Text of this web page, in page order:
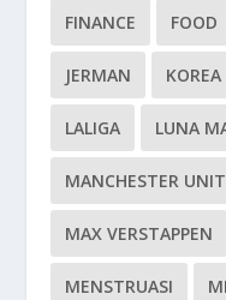
FINANCE FOOD
JERMAN KOREA
LALIGA LUNA
MANCHESTER
MAX VERSTAPPEN
MENSTRUASI